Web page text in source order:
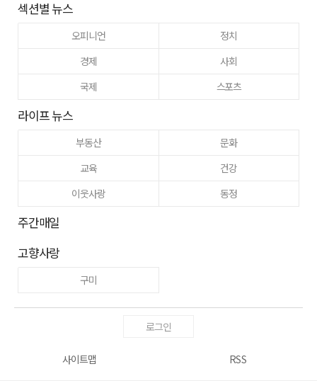
섹션별 뉴스
오피니언
정치
경제
사회
국제
스포츠
라이프 뉴스
부동산
문화
교육
건강
이웃사랑
동정
주간매일
고향사랑
구미
로그인
사이트맵 RSS